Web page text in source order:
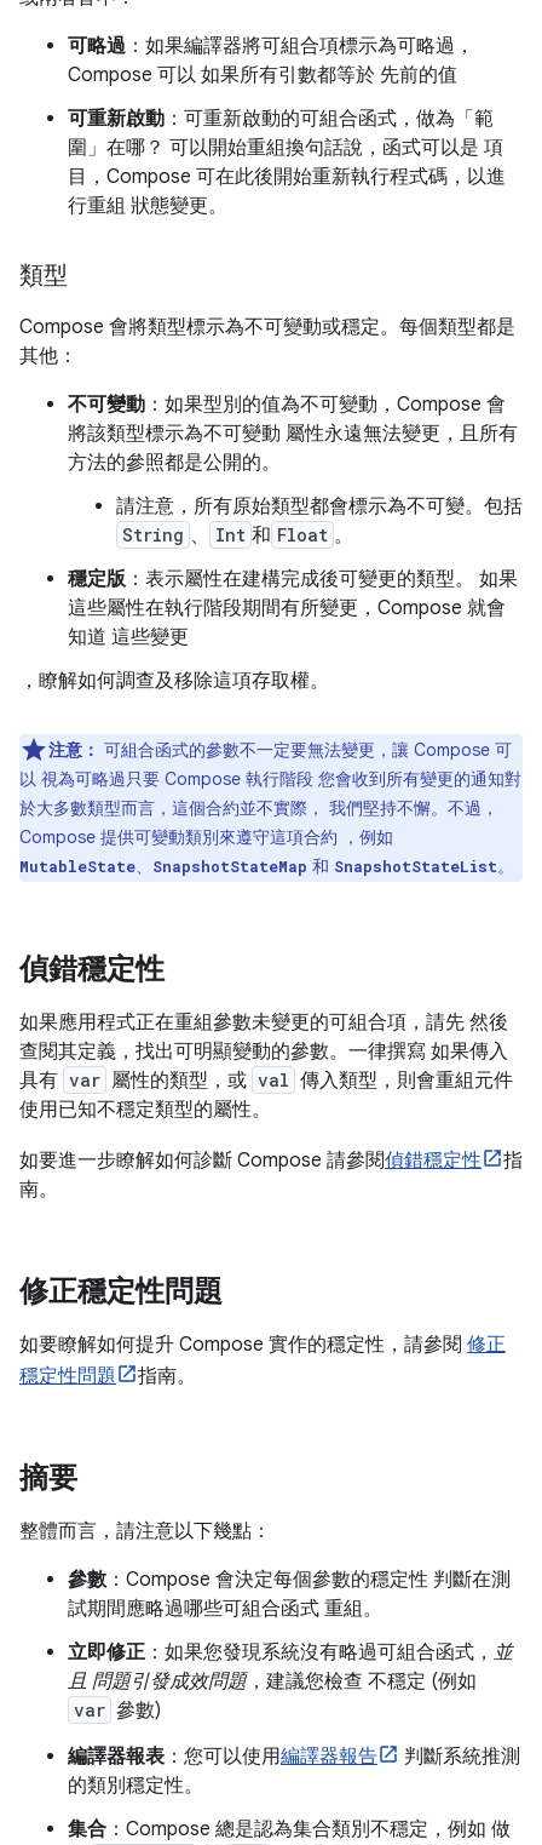
可略過 ：如果編譯器將可組合項標示為可略過，
Compose 可以 如果所有引數都等於 先前的值
可重新啟動 ：可重新啟動的可組合函式，做為「範
圍」在哪？ 可以開始重組換句話說，函式可以是 項
目，Compose 可在此後開始重新執行程式碼，以進
行重組 狀態變更。
類型
Compose 會將類型標示為不可變動或穩定。每個類型都是
其他：
不可變動 ：如果型別的值為不可變動，Compose 會
將該類型標示為不可變動 屬性永遠無法變更，且所有
方法的參照都是公開的。
請注意，所有原始類型都會標示為不可變。包括
String 、 Int 和 Float 。
穩定版：表示屬性在建構完成後可變更的類型。 如果
這些屬性在執行階段期間有所變更，Compose 就會
知道 這些變更
，瞭解如何調查及移除這項存取權。
注意： 可組合函式的參數不一定要無法變更，讓 Compose 可
以 視為可略過只要 Compose 執行階段 您會收到所有變更的通知對
於大多數類型而言，這個合約並不實際， 我們堅持不懈。不過，
Compose 提供可變動類別來遵守這項合約 ，例如
MutableState、 SnapshotStateMap 和 SnapshotStateList。
偵錯穩定性
如果應用程式正在重組參數未變更的可組合項，請先 然後
查閱其定義，找出可明顯變動的參數。一律撰寫 如果傳入
具有 var 屬性的類型，或 val 傳入類型，則會重組元件
使用已知不穩定類型的屬性。
如要進一步瞭解如何診斷 Compose 請參閱偵錯穩定性
指
南。
修正穩定性問題
如要瞭解如何提升 Compose 實作的穩定性，請參閱 修正
穩定性問題
指南。
摘要
整體而言，請注意以下幾點：
參數：Compose 會決定每個參數的穩定性 判斷在測
試期間應略過哪些可組合函式 重組。
立即修正 ：如果您發現系統沒有略過可組合函式， 並
且 問題引發成效問題 ，建議您檢查 不穩定 (例如
var 參數)
編譯器報表 ：您可以使用編譯器報告
判斷系統推測
的類別穩定性。
集合 ：Compose 總是認為集合類別不穩定，例如 做